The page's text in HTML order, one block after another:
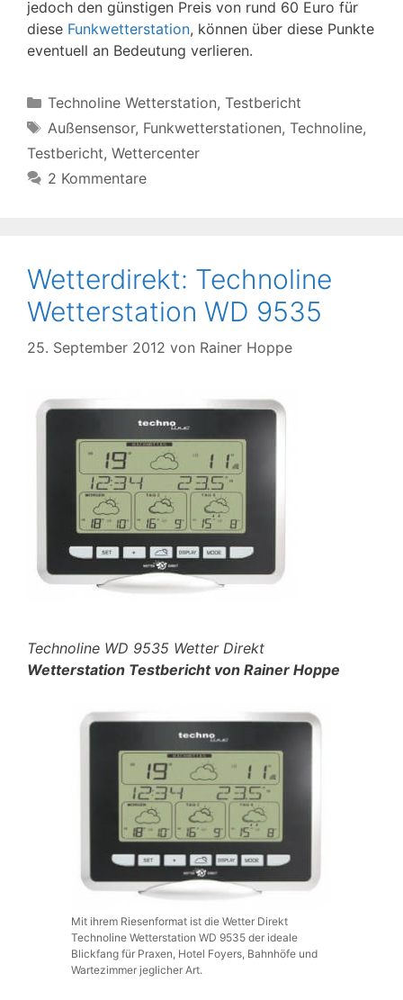
jedoch den günstigen Preis von rund 60 Euro für
diese Funkwetterstation, können über diese Punkte
eventuell an Bedeutung verlieren.
Kategorien
Technoline Wetterstation, Testbericht
Schlagwörter
Außensensor, Funkwetterstationen, Technoline,
Testbericht, Wettercenter
2 Kommentare
Wetterdirekt: Technoline
Wetterstation WD 9535
25. September 2012 von Rainer Hoppe
Technoline WD 9535 Wetter Direkt
Wetterstation Testbericht von Rainer Hoppe
Mit ihrem Riesenformat ist die Wetter Direkt
Technoline Wetterstation WD 9535 der ideale
Blickfang für Praxen, Hotel Foyers, Bahnhöfe und
Wartezimmer jeglicher Art.